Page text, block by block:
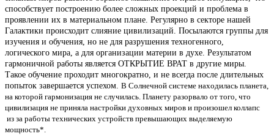
способствует построению более сложных проекций и проблема в
проявлении их в материальном плане. Регулярно в секторе нашей
Галактики происходит слияние цивилизаций. Посылаются группы для
изучения и обучения, но не для разрушения техногенного,
логического мира, а для организации материи в духе. Результатом
гармоничной работы является ОТКРЫТИЕ ВРАТ в другие миры.
Такое обучение проходит многократно, и не всегда после длительных
попыток завершается успехом. В Солнечной системе находилась планета,
на которой гармонизация не случилась. Планету разорвало от того, что
цивилизация не приняла настройки духовных миров и произошел коллапс
из за работы технических устройств превышающих выделяемую
мощность*.